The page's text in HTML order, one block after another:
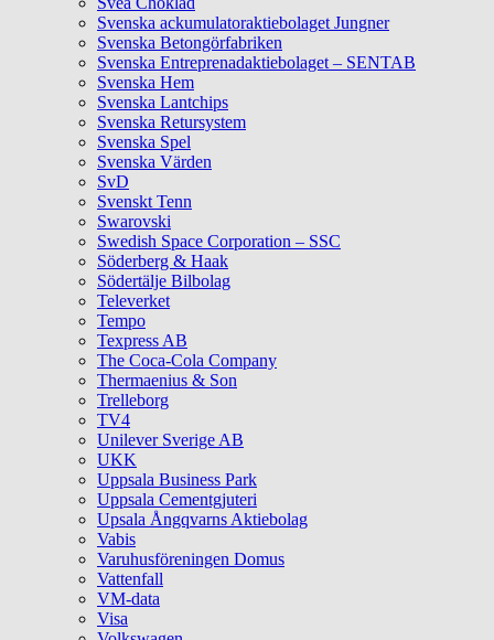
Svenska ackumulatoraktiebolaget Jungner
Svenska Betongörfabriken
Svenska Entreprenadaktiebolaget – SENTAB
Svenska Hem
Svenska Lantchips
Svenska Retursystem
Svenska Spel
Svenska Värden
SvD
Svenskt Tenn
Swarovski
Swedish Space Corporation – SSC
Söderberg & Haak
Södertälje Bilbolag
Televerket
Tempo
Texpress AB
The Coca-Cola Company
Thermaenius & Son
Trelleborg
TV4
Unilever Sverige AB
UKK
Uppsala Business Park
Uppsala Cementgjuteri
Upsala Ångqvarns Aktiebolag
Vabis
Varuhusföreningen Domus
Vattenfall
VM-data
Visa